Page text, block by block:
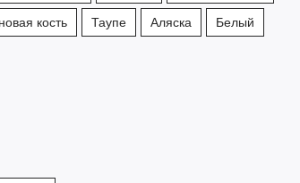
кость Таупе Аляска Белый